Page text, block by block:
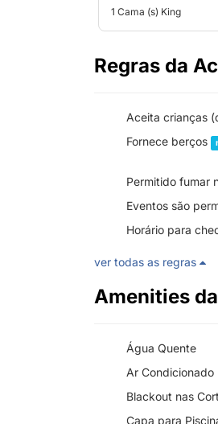
1 Cama (s) King
Regras da
Aceita crianças
Fornece berços
Permitido fumar
Eventos são
Horário para
ver todas as regras
Amenities
Água Quente
Ar Condicionado
Blackout nas
Capa para